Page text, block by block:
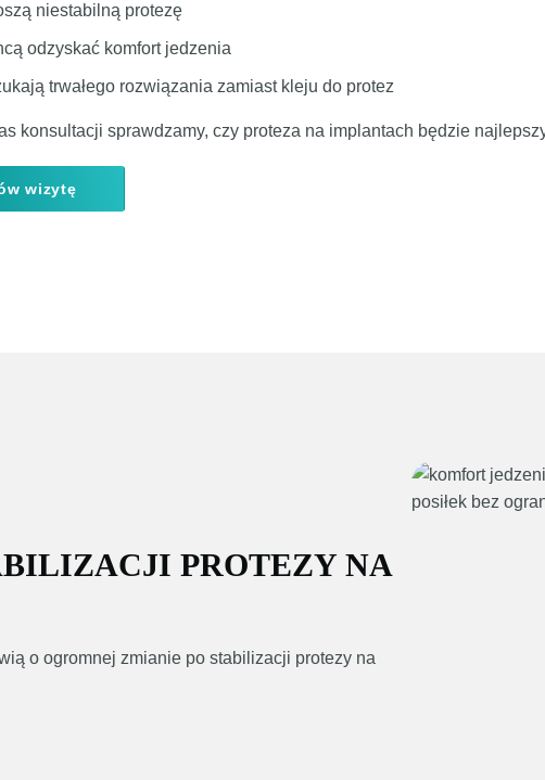
niestabilną protezę
odzyskać komfort jedzenia
trwałego rozwiązania zamiast kleju do protez
konsultacji sprawdzamy, czy proteza na implantach będzie
wizytę
PROTEZY NA
o ogromnej zmianie po stabilizacji protezy na